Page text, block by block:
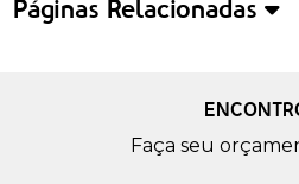
Páginas Relacionadas
Faça seu